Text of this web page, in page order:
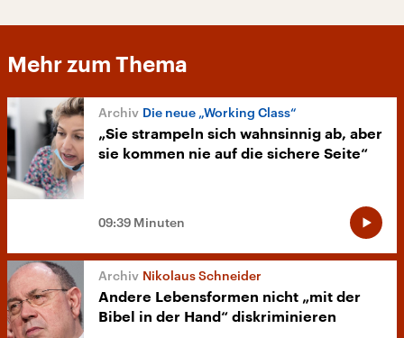
Mehr zum Thema
Die neue „Working Class“
„Sie strampeln sich wahnsinnig ab, aber
sie kommen nie auf die sichere Seite“
09:39 Minuten
Nikolaus Schneider
Andere Lebensformen nicht „mit der
Bibel in der Hand“ diskriminieren